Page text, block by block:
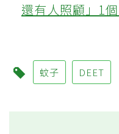
還有人照顧」1
蚊子 DEET